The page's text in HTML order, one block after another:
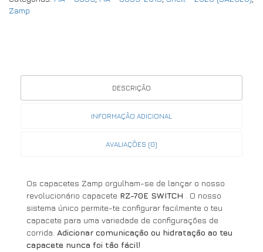
Zamp
DESCRIÇÃO
INFORMAÇÃO ADICIONAL
AVALIAÇÕES (0)
Os capacetes Zamp orgulham-se de lançar o nosso
revolucionário capacete RZ-70E SWITCH
. O nosso
sistema único permite-te configurar facilmente o teu
capacete para uma variedade de configurações de
corrida. Adicionar comunicação ou hidratação ao teu
capacete nunca foi tão fácil!